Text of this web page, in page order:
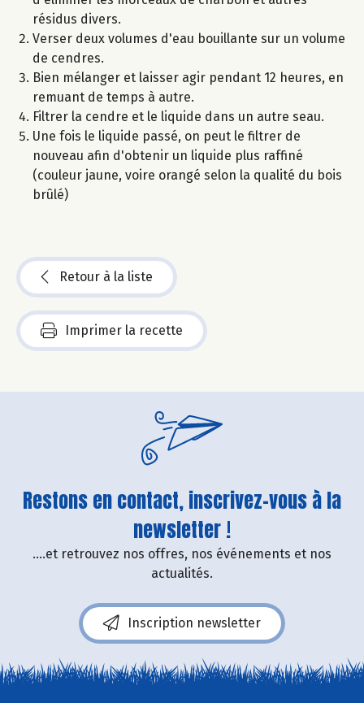
résidus divers.
Verser deux volumes d'eau bouillante sur un volume
de cendres.
Bien mélanger et laisser agir pendant 12 heures, en
remuant de temps à autre.
Filtrer la cendre et le liquide dans un autre seau.
Une fois le liquide passé, on peut le filtrer de
nouveau afin d'obtenir un liquide plus raffiné
(couleur jaune, voire orangé selon la qualité du bois
brûlé)
Retour à la liste
Imprimer la recette
Restons en contact, inscrivez-vous à la
newsletter !
....et retrouvez nos offres, nos événements et nos
actualités.
Inscription newsletter